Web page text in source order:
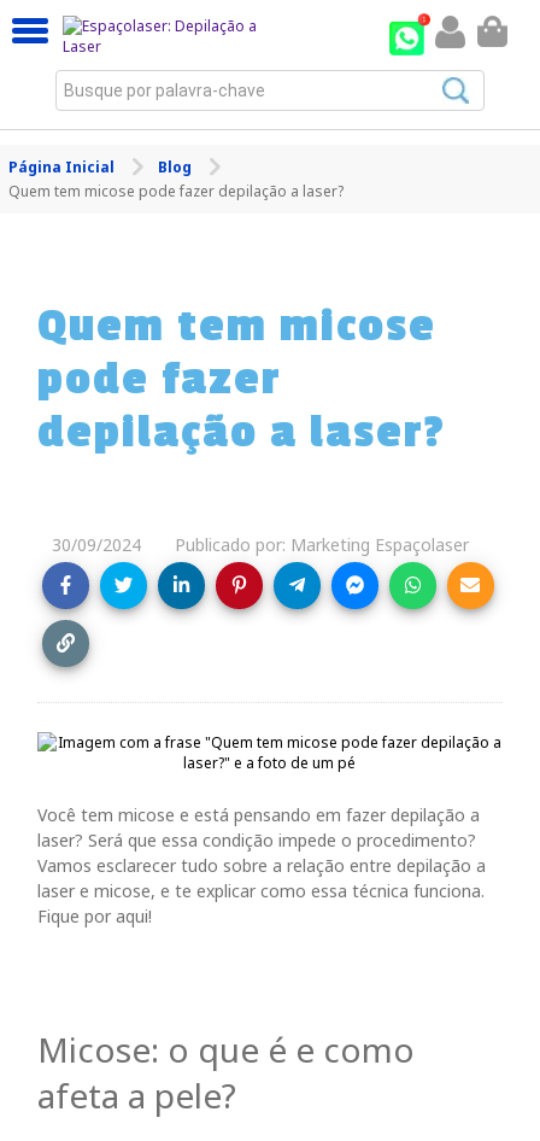
Busque por palavra-chave
Página Inicial
Blog
Quem tem micose pode fazer depilação a laser?
Quem tem micose
pode fazer
depilação a laser?
30/09/2024 Publicado por: Marketing Espaçolaser
Você tem micose e está pensando em fazer depilação a
laser? Será que essa condição impede o procedimento?
Vamos esclarecer tudo sobre a relação entre depilação a
laser e micose, e te explicar como essa técnica funciona.
Fique por aqui!
Micose: o que é e como
afeta a pele?